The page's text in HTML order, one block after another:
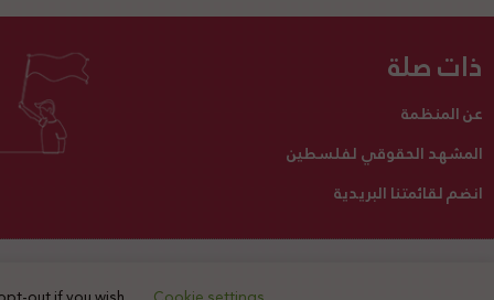
ذات صلة
عن المنظمة
المشهد الحقوقي لفلسطين
انضم لقائمتنا البريدية
اتصل بنا تبرع لنا